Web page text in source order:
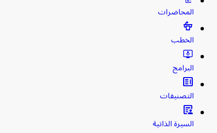
المحاضرات
الخطب
البرامج
clarify
التصنيفات
article_person
السيرة الذاتية